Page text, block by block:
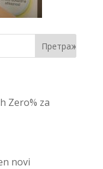
Zero% za
novi